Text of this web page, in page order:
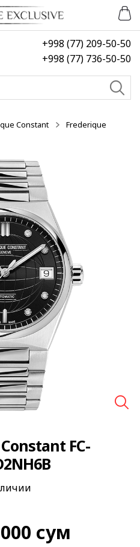
+998 (77) 209-50-50
+998 (77) 736-50-50
Constant
Frederique
FC-
сум